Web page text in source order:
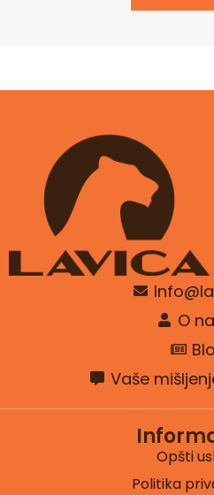
O
Vaše
Opšti
Politika